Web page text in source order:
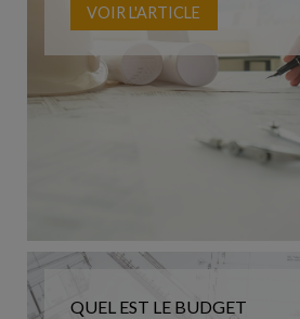
VOIR L'ARTICLE
QUEL EST LE BUDGET